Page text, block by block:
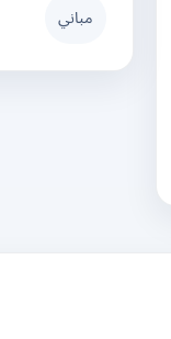
مباني